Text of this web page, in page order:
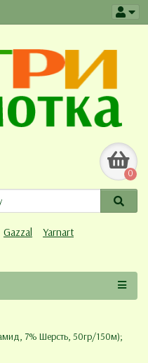
0
Gazzal
Yarnart
7% Шерсть, 50гр/150м);